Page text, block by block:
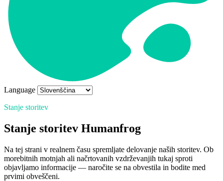
Language
Stanje storitev
Stanje storitev Humanfrog
Na tej strani v realnem času spremljate delovanje naših storitev. Ob
morebitnih motnjah ali načrtovanih vzdrževanjih tukaj sproti
objavljamo informacije — naročite se na obvestila in bodite med
prvimi obveščeni.